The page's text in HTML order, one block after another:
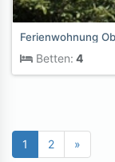
Betten: 4
1 2 »